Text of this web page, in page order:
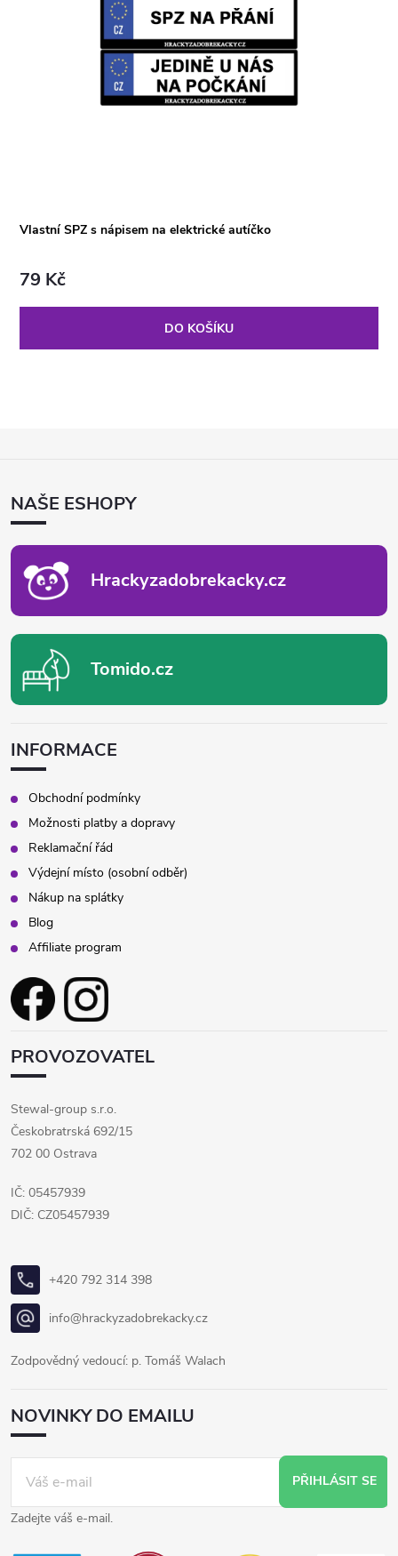
Vlastní SPZ s nápisem na elektrické autíčko
79 Kč
DO KOŠÍKU
ANAŠE ESHOPY
Hrackyzadobrekacky.cz
Tomido.cz
INFORMACE
Obchodní podmínky
Možnosti platby a dopravy
Reklamační řád
Výdejní místo (osobní odběr)
Nákup na splátky
Blog
Affiliate program
PROVOZOVATEL
Stewal-group s.r.o.
Českobratrská 692/15
702 00 Ostrava
IČ: 05457939
DIČ: CZ05457939
+420 792 314 398
info@hrackyzadobrekacky.cz
Zodpovědný vedoucí: p. Tomáš Walach
NOVINKY DO EMAILU
PŘIHLÁSIT SE
Zadejte váš e-mail.